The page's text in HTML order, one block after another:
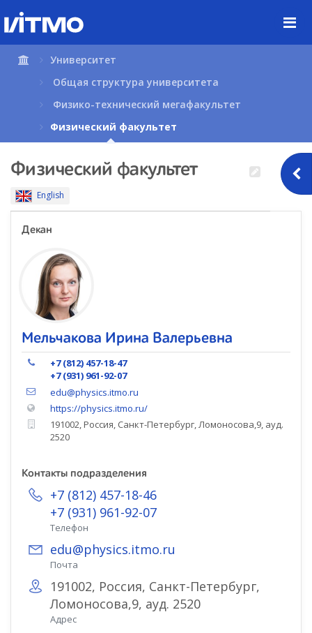
содержимому
страницы.
Университет
Общая структура университета
Физико-технический мегафакультет
Физический факультет
Физический факультет
English
Декан
Мельчакова Ирина Валерьевна
+7 (812) 457-18-47
+7 (931) 961-92-07
edu@physics.itmo.ru
https://physics.itmo.ru/
191002, Россия, Санкт-Петербург, Ломоносова,9, ауд.
2520
Контакты подразделения
+7 (812) 457-18-46
+7 (931) 961-92-07
Телефон
edu@physics.itmo.ru
Почта
191002, Россия, Санкт-Петербург,
Ломоносова,9, ауд. 2520
Адрес